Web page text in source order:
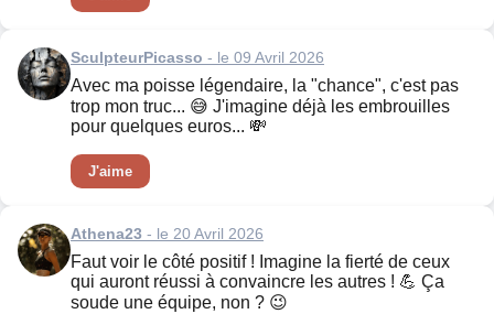
SculpteurPicasso - le 09 Avril 2026
Avec ma poisse légendaire, la "chance", c'est pas
trop mon truc... 😅 J'imagine déjà les embrouilles
pour quelques euros... 💸
J'aime
Athena23 - le 20 Avril 2026
Faut voir le côté positif ! Imagine la fierté de ceux
qui auront réussi à convaincre les autres ! 💪 Ça
soude une équipe, non ? 😉